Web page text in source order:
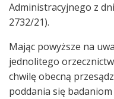
Administracyjnego z
2732/21).
Mając powyższe na
jednolitego
chwilę obecną
poddania się